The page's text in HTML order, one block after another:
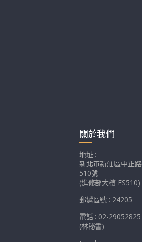
關於我們
地址 :
新北市新莊區中正路
510號
(進修部大樓 ES510)
郵遞區號 : 24205
電話 : 02-29052825
(林秘書)